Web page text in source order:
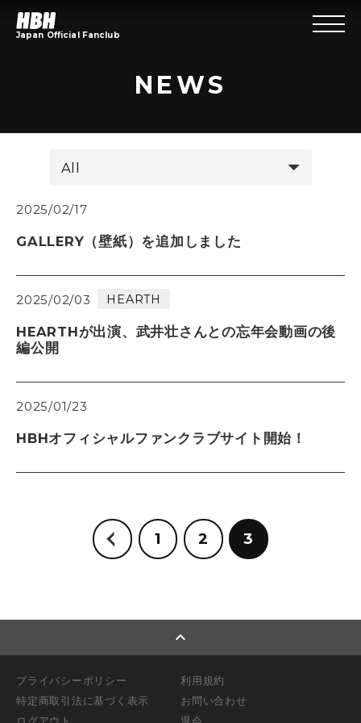
Japan Official Fanclub
NEWS
2025/02/17
GALLERY（壁紙）を追加しました
2025/02/03 HEARTH
HEARTHが出演、武井壮さんとの忘年会動画の後
編公開
2025/01/23
HBHオフィシャルファンクラブサイト開始！
1 2 3
expand_less
プライバシーポリシー
利用規約
特定商取引法に基づく表示
お問い合わせ
ログアウト
退会